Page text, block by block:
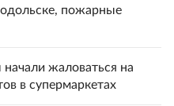
пожарные
жаловаться на
в супермаркетах